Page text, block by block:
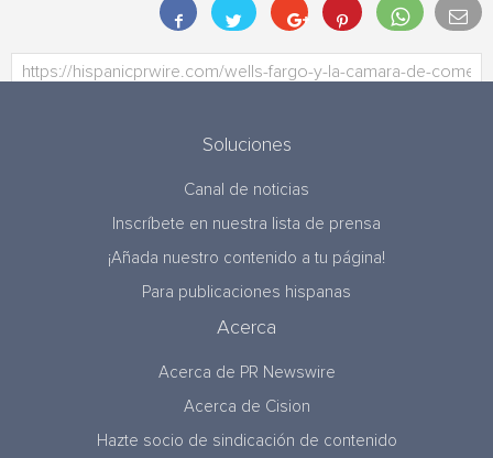
Soluciones
Canal de noticias
Inscríbete en nuestra lista de prensa
¡Añada nuestro contenido a tu página!
Para publicaciones hispanas
Acerca
Acerca de PR Newswire
Acerca de Cision
Hazte socio de sindicación de contenido